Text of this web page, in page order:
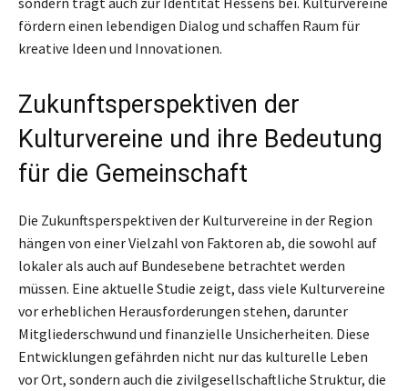
fördern einen lebendigen Dialog und schaffen Raum für
kreative Ideen und Innovationen.
Zukunftsperspektiven der
Kulturvereine und ihre Bedeutung
für die Gemeinschaft
Die Zukunftsperspektiven der Kulturvereine in der Region
hängen von einer Vielzahl von Faktoren ab, die sowohl auf
lokaler als auch auf Bundesebene betrachtet werden
müssen. Eine aktuelle Studie zeigt, dass viele Kulturvereine
vor erheblichen Herausforderungen stehen, darunter
Mitgliederschwund und finanzielle Unsicherheiten. Diese
Entwicklungen gefährden nicht nur das kulturelle Leben
vor Ort, sondern auch die zivilgesellschaftliche Struktur, die